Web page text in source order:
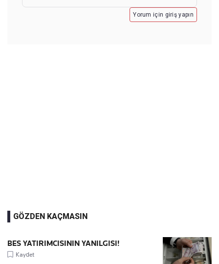
Yorum için giriş yapın
GÖZDEN KAÇMASIN
BES YATIRIMCISININ YANILGISI!
Kaydet